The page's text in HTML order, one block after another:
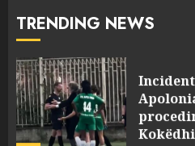
TRENDING NEWS
1
pasuri